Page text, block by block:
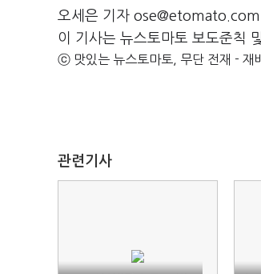
오세은 기자 ose@etomato.com
이 기사는 뉴스토마토 보도준칙
ⓒ 맛있는 뉴스토마토, 무단 전재 - 재
관련기사